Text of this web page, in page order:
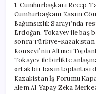
1. Cumhurbaşkanı Recep
Cumhurbaşkanı Kasım
Bağımsızlık Sarayı’nda
Erdoğan, Tokayev ile baş
sonra Türkiye-Kazakistan
Konseyi’nin Altıncı
Tokayev ile birlikte
ortak bir basın toplantısı
Kazakistan İş Forumu
Alem.AI Yapay Zeka